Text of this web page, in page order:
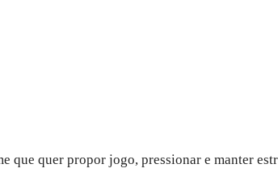
que quer propor jogo, pressionar e manter